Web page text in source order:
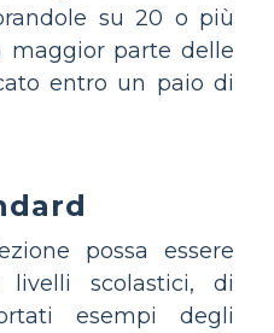
su 20 o più
maggior parte delle
entro un paio di
possa essere
scolastici, di
esempi degli